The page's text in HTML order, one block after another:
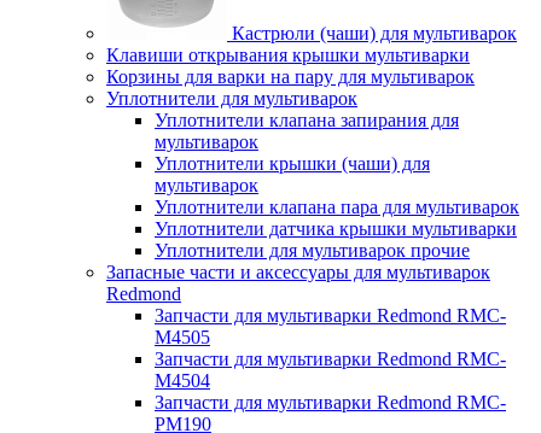
Кастрюли (чаши) для мультиварок
Клавиши открывания крышки мультиварки
Корзины для варки на пару для мультиварок
Уплотнители для мультиварок
Уплотнители клапана запирания для
мультиварок
Уплотнители крышки (чаши) для
мультиварок
Уплотнители клапана пара для мультиварок
Уплотнители датчика крышки мультиварки
Уплотнители для мультиварок прочие
Запасные части и аксессуары для мультиварок
Redmond
Запчасти для мультиварки Redmond RMC-
M4505
Запчасти для мультиварки Redmond RMC-
M4504
Запчасти для мультиварки Redmond RMC-
PM190